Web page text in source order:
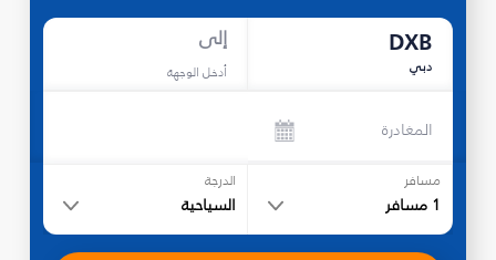
DXB
دبي
إلى
أدخل الوجهة
المغادرة
مسافر
1 مسافر
الدرجة
السياحية